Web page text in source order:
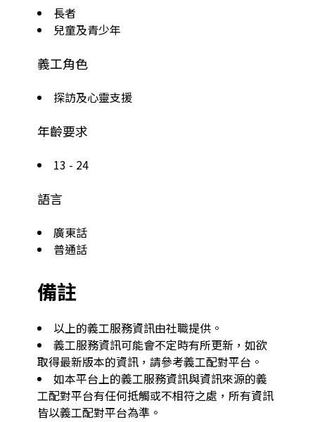
長者
兒童及青少年
義工角色
探訪及心靈支援
年齡要求
13 - 24
語言
廣東話
普通話
備註
以上的義工服務資訊由社職提供。
義工服務資訊可能會不定時有所更新，如欲
取得最新版本的資訊，請參考義工配對平台。
如本平台上的義工服務資訊與資訊來源的義
工配對平台有任何抵觸或不相符之處，所有資訊
皆以義工配對平台為準。